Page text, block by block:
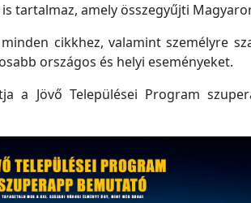
tartalmaz, amely összegyűjti
cikkhez, valamint személyre
országos és helyi eseményeket.
a Jövő Települései Program